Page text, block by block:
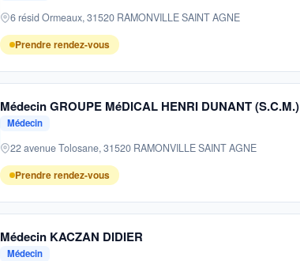
6 résid Ormeaux, 31520 RAMONVILLE SAINT AGNE
Prendre rendez-vous
Médecin GROUPE MéDICAL HENRI DUNANT (S.C.M.)
Médecin
22 avenue Tolosane, 31520 RAMONVILLE SAINT AGNE
Prendre rendez-vous
Médecin KACZAN DIDIER
Médecin